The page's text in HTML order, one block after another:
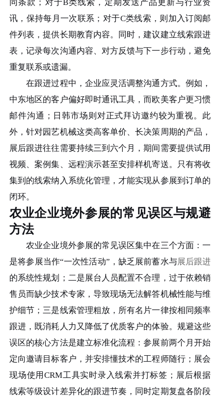
同条款；对于B类线索，定期发送产品更新与行业资
讯，保持每月一次联系；对于C类线索，则加入订阅邮
件列表，提供长期教育内容。同时，建议建立线索跟进
表，记录每次沟通内容、对方反馈与下一步行动，避免
重复联系或遗漏。
在跟进过程中，企业应灵活调整沟通方式。例如，
中东地区的客户偏好即时通讯工具，而欧美客户更习惯
邮件沟通；日韩市场则对正式拜访邀约较为重视。此
外，针对园艺机械这类高客单价、长决策周期的产品，
展后跟进往往需要持续三到六个月，期间需要提供试用
视频、案例集、远程演示甚至安排样机寄送。只有将收
集到的线索纳入系统化管理，才能实现从参展到订单的
闭环。
农业企业境外参展的常见误区与规避
方法
农业企业境外参展的常见误区集中在三个方面：一
是将参展当作“一次性活动”，缺乏展前蓄水与展后跟进
的系统性规划；二是展台人员配置不合理，过于依赖销
售员而缺少技术专家，导致现场无法解答机械性能与维
护细节；三是线索管理粗放，所有名片一律按相同频率
跟进，既消耗人力又降低了优质客户的体验。规避这些
误区的核心方法是建立标准化流程：参展前两个月开始
定向邀请目标客户，并安排懂技术的工程师随行；展会
现场使用CRM工具实时录入线索并打标签；展后根据
线索等级设计差异化的跟进节奏，同时定期复盘各阶段